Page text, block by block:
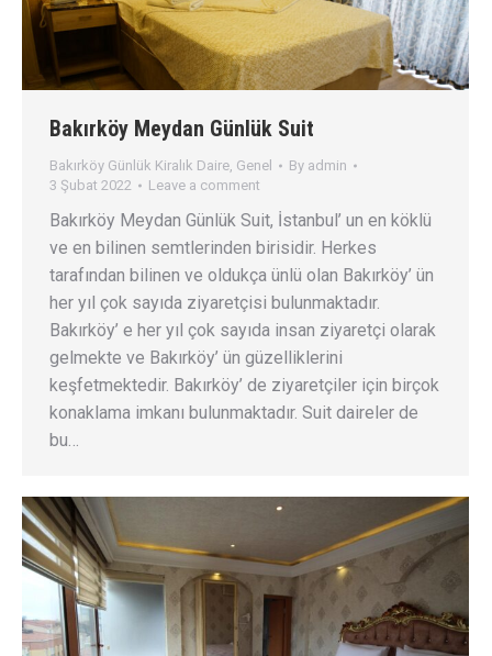
Bakırköy Meydan Günlük Suit
Bakırköy Günlük Kiralık Daire Genel By admin
3 Şubat 2022
Leave a comment
Bakırköy Meydan Günlük Suit, İstanbul’ un en köklü
ve en bilinen semtlerinden birisidir. Herkes
tarafından bilinen ve oldukça ünlü olan Bakırköy’ ün
her yıl çok sayıda ziyaretçisi bulunmaktadır.
Bakırköy’ e her yıl çok sayıda insan ziyaretçi olarak
gelmekte ve Bakırköy’ ün güzelliklerini
keşfetmektedir. Bakırköy’ de ziyaretçiler için birçok
konaklama imkanı bulunmaktadır. Suit daireler de
bu…